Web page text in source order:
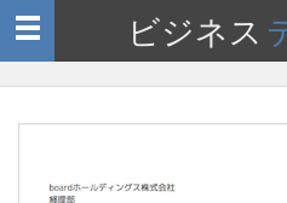
Toggle
navigation
ビジネス